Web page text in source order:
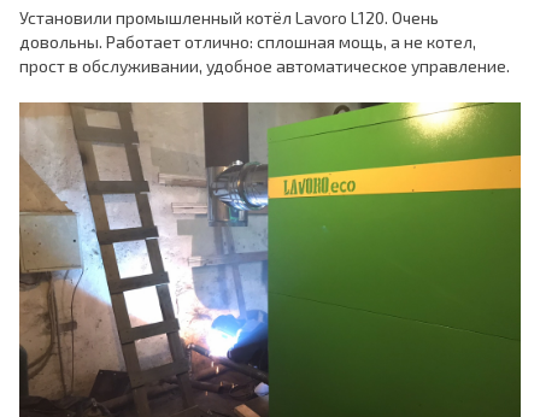
Установили промышленный котёл Lavoro L120. Очень
довольны. Работает отлично: сплошная мощь, а не котел,
прост в обслуживании, удобное автоматическое управление.